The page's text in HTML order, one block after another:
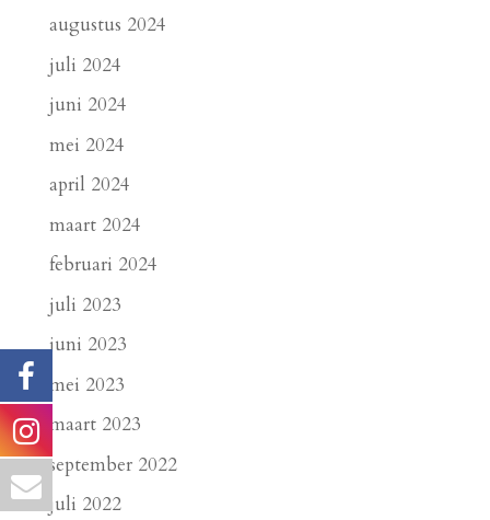
augustus 2024
juli 2024
juni 2024
mei 2024
april 2024
maart 2024
februari 2024
juli 2023
juni 2023
mei 2023
maart 2023
september 2022
juli 2022